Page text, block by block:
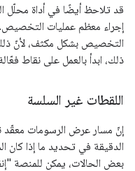
قد تلاحظ أيضًا في أداة محلّل
إجراء معظم عمليات
التخصيص بشكل مكثف، لأنّ
ذلك، ابدأ بالعمل على نقاط
اللقطات غير السلسة
إنّ مسار عرض الرسومات معقّد
الدقيقة في تحديد ما إذا
بعض الحالات، يمكن للمنصة